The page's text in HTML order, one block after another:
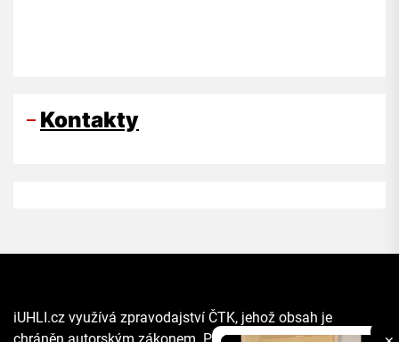
Kontakty
iUHLI.cz využívá zpravodajství ČTK, jehož obsah je
chráněn autorským zákonem. Přepis, šíření či další